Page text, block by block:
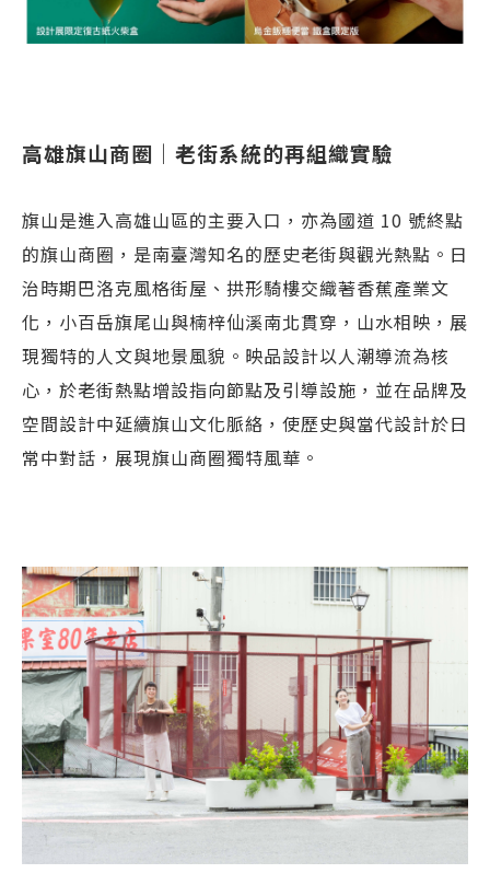
高雄旗山商圈｜老街系統的再組織實驗
旗山是進入高雄山區的主要入口，亦為國道 10 號終點
的旗山商圈，是南臺灣知名的歷史老街與觀光熱點。日
治時期巴洛克風格街屋、拱形騎樓交織著香蕉產業文
化，小百岳旗尾山與楠梓仙溪南北貫穿，山水相映，展
現獨特的人文與地景風貌。映品設計以人潮導流為核
心，於老街熱點增設指向節點及引導設施，並在品牌及
空間設計中延續旗山文化脈絡，使歷史與當代設計於日
常中對話，展現旗山商圈獨特風華。